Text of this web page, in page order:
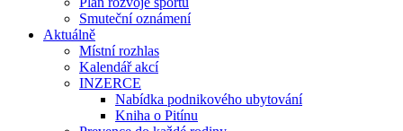
Smuteční oznámení
Aktuálně
Místní rozhlas
Kalendář akcí
INZERCE
Nabídka podnikového ubytování
Kniha o Pitínu